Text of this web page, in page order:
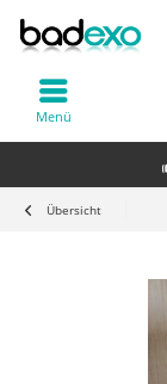
Menü
Übersicht